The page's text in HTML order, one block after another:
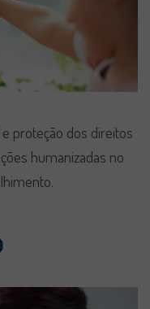
proteção dos direitos
humanizadas no